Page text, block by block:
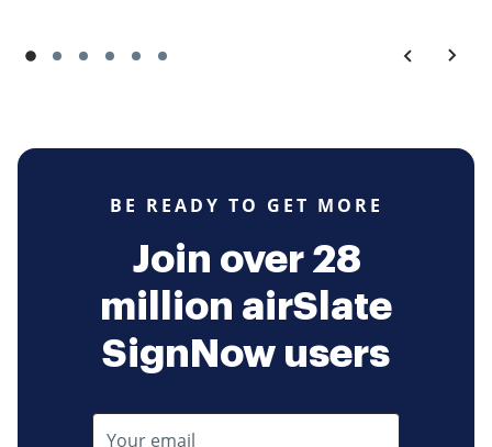
BE READY TO GET MORE
Join over 28
million airSlate
SignNow users